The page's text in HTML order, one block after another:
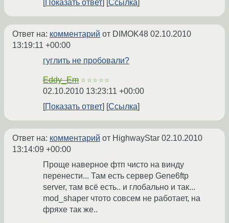
Показать ответ Ссылка
Ответ на: комментарий от DIMOK48 02.10.2010
13:19:11 +00:00
гуглить не пробовали?
Eddy_Em ☆☆☆☆☆
02.10.2010 13:23:11 +00:00
Показать ответ
Ссылка
Ответ на: комментарий от HighwayStar 02.10.2010
13:14:09 +00:00
Проще наверное фтп чисто на винду
перенести... Там есть сервер Gene6ftp
server, там всё есть.. и глобально и так...
mod_shaper чтото совсем не работает, на
фряхе так же..